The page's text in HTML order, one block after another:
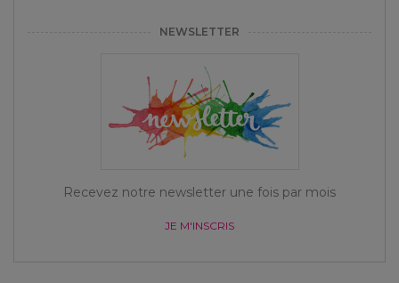
NEWSLETTER
Recevez notre newsletter une fois par mois
JE M'INSCRIS